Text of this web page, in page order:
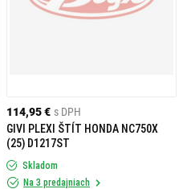
114,95 € s DPH
GIVI PLEXI ŠTÍT HONDA NC750X
(25) D1217ST
Skladom
Na 3 predajniach